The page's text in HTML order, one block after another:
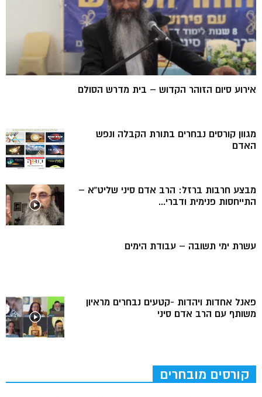
אירוע סיום הזוהר הקדוש – בית מדרש הסולם
מגוון קורסים נבחרים בתורת הקבלה ונפש
האדם
מבצע חרבות ברזל: הרב אדם סיני שליט”א –
התייחסות פנימית ודברי...
עשרת ימי תשובה – עבודת הימים
פאנל אחדות ויהדות -קטעים נבחרים מראיון
משותף עם הרב אדם סיני
קורסים מובחרים